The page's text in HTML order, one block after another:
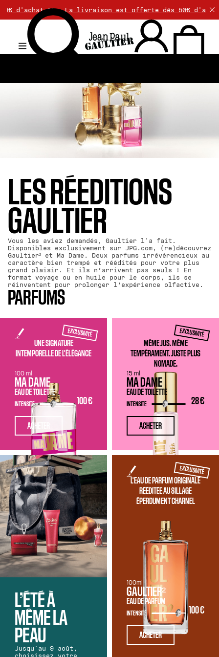
>> La livraison est offerte dès 50€ d'achat. Les
LES RÉEDITIONS
GAULTIER​
Vous les aviez demandés, Gaultier l'a fait.
Disponibles exclusivement sur JPG.com, (re)découvrez
Gaultier² et Ma Dame. Deux parfums irrévérencieux au
caractère bien trempé et réédités pour votre plus
grand plaisir. Et ils n’arrivent pas seuls ! En
format voyage ou en huile pour le corps, ils se
réinventent pour prolonger l’expérience olfactive.
PARFUMS
EXCLUSIVITÉ
UNE SIGNATURE
INTEMPORELLE DE L'ÉLÉGANCE
MA DAME
EAU DE TOILETTE
100 €
INTENSITÉ
100 ml
ACHETER
EXCLUSIVITÉ
MÊME JUS. MÊME
TEMPÉRAMENT. JUSTE PLUS
NOMADE.
MA DAME
EAU DE TOILETTE
28 €
INTENSITÉ
15 ml
ACHETER
L’ÉTÉ À
MÊME LA
PEAU
Jusqu'au 9 août,
EXCLUSIVITÉ
L'EAU DE PARFUM ORIGINALE
RÉÉDITÉE AU SILLAGE
ÉPERDUMENT CHARNEL
GAULTIER²
EAU DE PARFUM
100 €
INTENSITÉ
100ml
ACHETER